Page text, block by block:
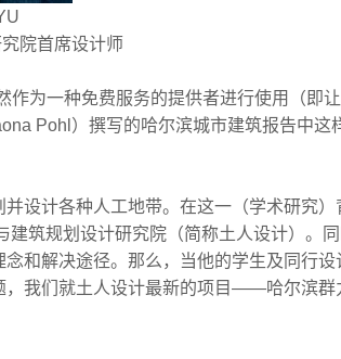
院首席设计师
作为一种免费服务的提供者进行使用（即
Pohl）撰写的哈尔滨城市建筑报告中这
设计各种人工地带。在这一（学术研究）
筑规划设计研究院（简称土人设计）。
和解决途径。那么，当他的学生及同行设
，我们就土人设计最新的项目——哈尔滨群